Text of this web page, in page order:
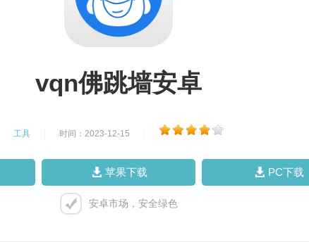
vqn佛跳墙安卓
工具 时间：2023-12-15
苹果下载 PC下载
安卓市场，安全绿色